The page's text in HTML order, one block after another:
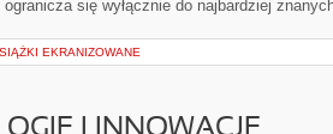
ogranicza się wyłącznie do najbardziej
EKRANIZOWANE